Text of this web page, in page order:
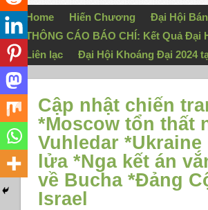
Home Hiến Chương Đại Hội
THÔNG CÁO BÁO CHÍ: Kết Quả Đại
Liên lạc
Đại Hội Khoáng Đại 2024
Cập nhật chiến
*Moscow tổn thất
Vuhledar
lửa *Nga kết án
về Bucha *Đảng
Israel